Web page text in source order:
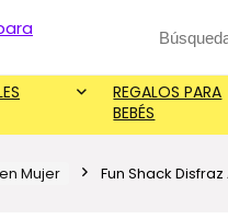
Search
REGALOS PARA
BEBÉS
Mujer Fun Shack